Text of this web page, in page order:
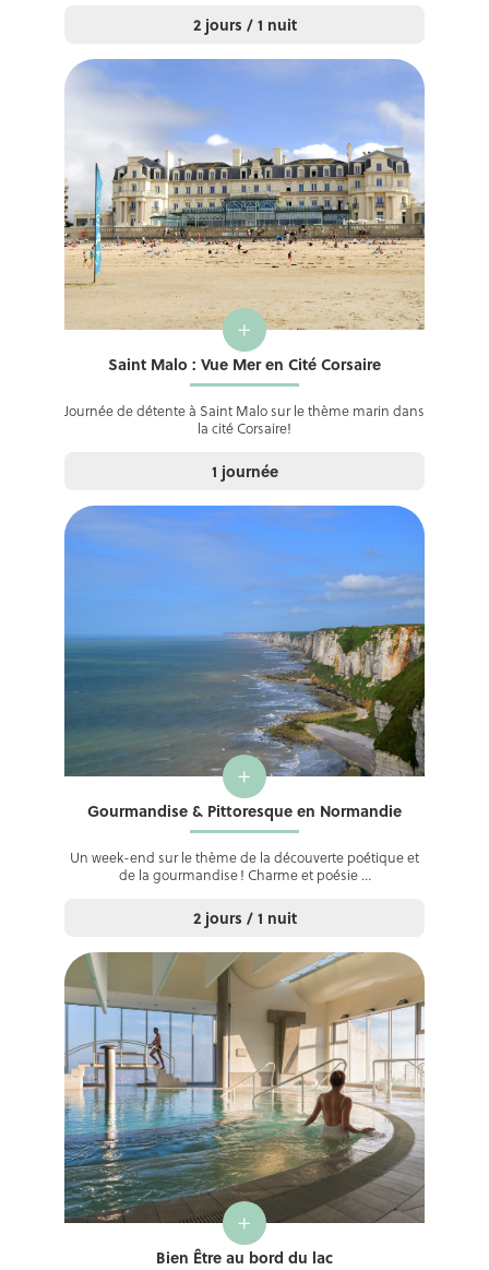
2 jours / 1 nuit
+
Saint Malo : Vue Mer en Cité Corsaire
Journée de détente à Saint Malo sur le thème marin dans
la cité Corsaire!
1 journée
+
Gourmandise & Pittoresque en Normandie
Un week-end sur le thème de la découverte poétique et
de la gourmandise ! Charme et poésie …
2 jours / 1 nuit
+
Bien Être au bord du lac